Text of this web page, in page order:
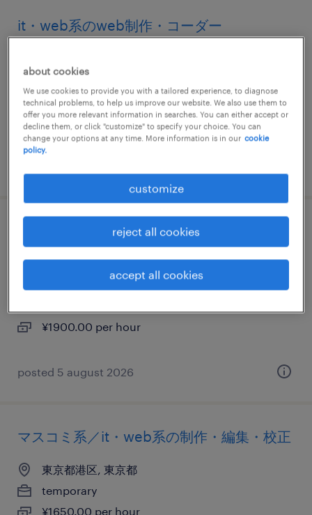
it・web系のweb制作・コーダー
temporary
¥2200.00 per hour
マスコミ系／流通・サービス系のwebデザ
イナー・webデザイン
東京都港区, 東京都
¥1900.00 per hour
posted 5 august 2026
マスコミ系／it・web系の制作・編集・校正
東京都港区, 東京都
temporary
¥1650.00 per hour
about cookies
We use cookies to provide you with a tailored experience, to diagnose
technical problems, to help us improve our website. We also use them to
offer you more relevant information in searches. You can either accept or
decline them, or click "customize" to specify your choice. You can
change your options at any time. More information is in our cookie
policy.
customize
reject all cookies
accept all cookies